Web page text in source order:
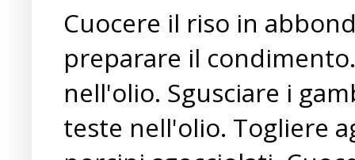
Cuocere il riso in
preparare il
nell'olio. Sgusciare i
teste nell'olio. Togliere